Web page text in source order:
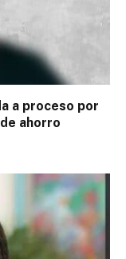
a proceso por
ahorro